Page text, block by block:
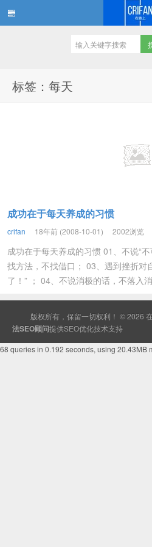
标签：每天
成功在于每天养成的习惯
crifan 18年前 (2008-10-01) 2002浏览
成功在于每天养成的习惯 01、不说“
找方法，不找借口； 03、遇到挫折对
了！” ； 04、不说消极的话，不落入
版权所有，保留一切权利！ © 2026
法SEO顾问提供SEO优化技术支持
68 queries in 0.192 seconds, using 20.43MB